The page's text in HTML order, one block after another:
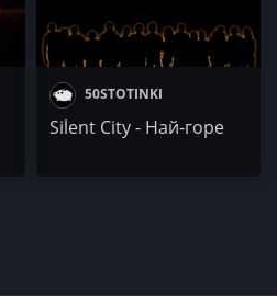
50STOTINKI
Silent City - Най-горе